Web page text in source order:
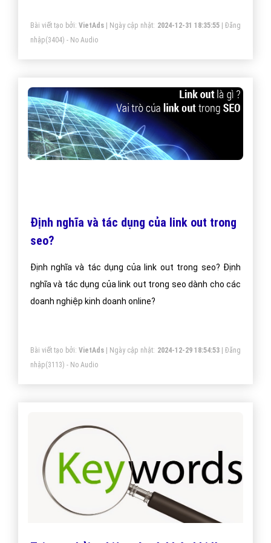
Bài viết tạo bởi: VietAds| Ngày cập nhật: 2024-12-31 18:35:55|Đăng
nhập(3404) - No Audio
Định nghĩa và tác dụng của link out trong
seo?
Định nghĩa và tác dụng của link out trong seo? Định
nghĩa và tác dụng của link out trong seo dành cho các
doanh nghiệp kinh doanh online?
Bài viết tạo bởi: VietAds| Ngày cập nhật: 2024-12-29 18:54:53|Đăng
nhập(3113) - No Audio